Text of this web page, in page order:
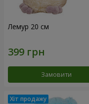
Лемур 20 см
Замовити